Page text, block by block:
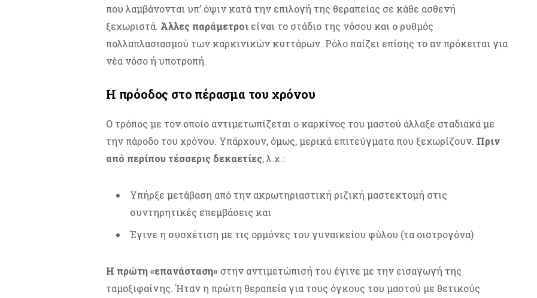
που λαμβάνονται υπ’ όψιν κατά την επιλογή της θεραπείας σε κάθε ασθενή
ξεχωριστά. Άλλες παράμετροι είναι το στάδιο της νόσου και ο ρυθμός
πολλαπλασιασμού των καρκινικών κυττάρων. Ρόλο παίζει επίσης το αν πρόκειται για
νέα νόσο ή υποτροπή.
Η πρόοδος στο πέρασμα του χρόνου
Ο τρόπος με τον οποίο αντιμετωπίζεται ο καρκίνος του μαστού άλλαξε σταδιακά με
την πάροδο του χρόνου. Υπάρχουν, όμως, μερικά επιτεύγματα που ξεχωρίζουν. Πριν
από περίπου τέσσερις δεκαετίες, λ.χ.:
Υπήρξε μετάβαση από την ακρωτηριαστική ριζική μαστεκτομή στις
συντηρητικές επεμβάσεις και
Έγινε η συσχέτιση με τις ορμόνες του γυναικείου φύλου (τα οιστρογόνα)
Η πρώτη «επανάσταση» στην αντιμετώπισή του έγινε με την εισαγωγή της
ταμοξιφαίνης. Ήταν η πρώτη θεραπεία για τους όγκους του μαστού με θετικούς